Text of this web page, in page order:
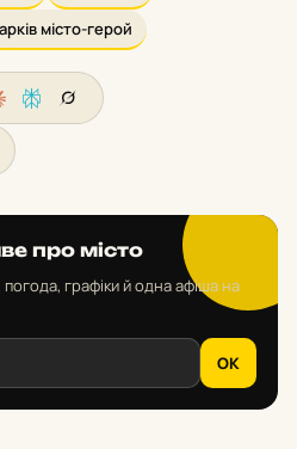
місто-герой
про місто
графіки й одна афіша на
OK